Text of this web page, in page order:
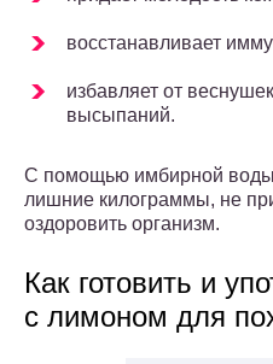
восстанавливает
избавляет от
высыпаний.
С помощью имбирной воды
лишние килограммы, не
оздоровить организм.
Как готовить и
с лимоном для